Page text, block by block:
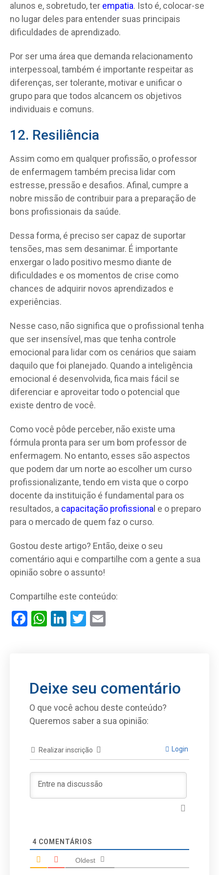
alunos e, sobretudo, ter empatia. Isto é, colocar-se
no lugar deles para entender suas principais
dificuldades de aprendizado.
Por ser uma área que demanda relacionamento
interpessoal, também é importante respeitar as
diferenças, ser tolerante, motivar e unificar o
grupo para que todos alcancem os objetivos
individuais e comuns.
12. Resiliência
Assim como em qualquer profissão, o professor
de enfermagem também precisa lidar com
estresse, pressão e desafios. Afinal, cumpre a
nobre missão de contribuir para a preparação de
bons profissionais da saúde.
Dessa forma, é preciso ser capaz de suportar
tensões, mas sem desanimar. É importante
enxergar o lado positivo mesmo diante de
dificuldades e os momentos de crise como
chances de adquirir novos aprendizados e
experiências.
Nesse caso, não significa que o profissional tenha
que ser insensível, mas que tenha controle
emocional para lidar com os cenários que saiam
daquilo que foi planejado. Quando a inteligência
emocional é desenvolvida, fica mais fácil se
diferenciar e aproveitar todo o potencial que
existe dentro de você.
Como você pôde perceber, não existe uma
fórmula pronta para ser um bom professor de
enfermagem. No entanto, esses são aspectos
que podem dar um norte ao escolher um curso
profissionalizante, tendo em vista que o corpo
docente da instituição é fundamental para os
resultados, a capacitação profissiona e o preparo
para o mercado de quem faz o curso.
Gostou deste artigo? Então, deixe o seu
comentário aqui e compartilhe com a gente a sua
opinião sobre o assunto!
Compartilhe este conteúdo:
Facebook
WhatsApp
LinkedIn
Twitter
Deixe seu comentário
O que você achou deste conteúdo?
Queremos saber a sua opinião:
Realizar inscrição Login
4 COMENTÁRIOS
Oldest